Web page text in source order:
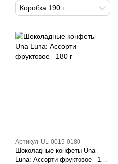
Коробка 190 г
Артикул: UL-0015-0180
Шоколадные конфеты Una
Luna: Ассорти фруктовое –180